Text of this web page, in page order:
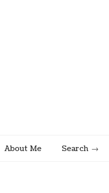
About Me Search